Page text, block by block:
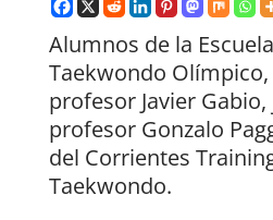
Alumnos de la
Taekwondo
profesor Javier
profesor Gonzalo
del Corrientes
Taekwondo.